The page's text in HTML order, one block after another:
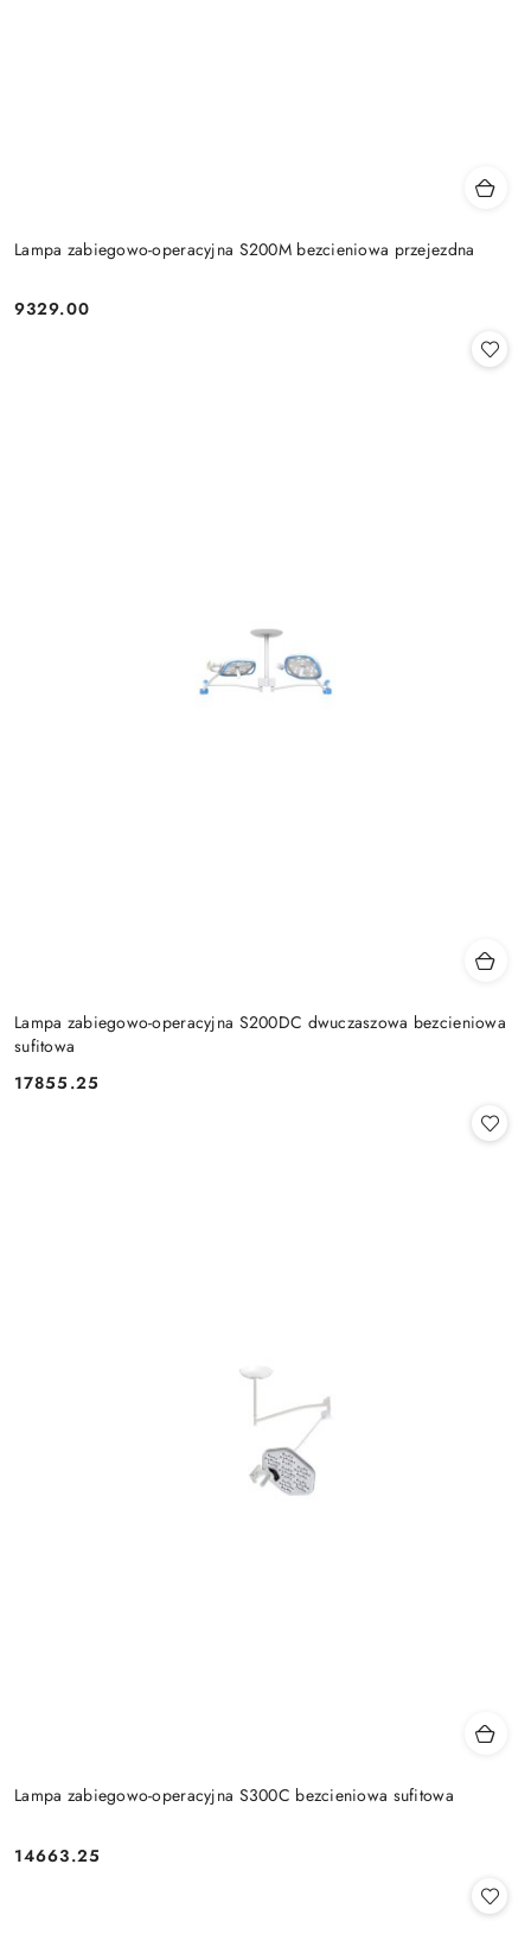
Lampa zabiegowo-operacyjna S200M bezcieniowa przejezdna
Cena:
9329.00
Lampa zabiegowo-operacyjna S200DC dwuczaszowa bezcieniowa
sufitowa
Cena:
17855.25
Lampa zabiegowo-operacyjna S300C bezcieniowa sufitowa
Cena:
14663.25